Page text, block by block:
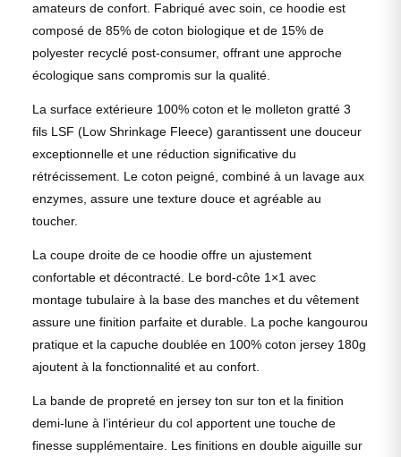
amateurs de confort. Fabriqué avec soin, ce hoodie est
composé de 85% de coton biologique et de 15% de
polyester recyclé post-consumer, offrant une approche
écologique sans compromis sur la qualité.
La surface extérieure 100% coton et le molleton gratté 3
fils LSF (Low Shrinkage Fleece) garantissent une douceur
exceptionnelle et une réduction significative du
rétrécissement. Le coton peigné, combiné à un lavage aux
enzymes, assure une texture douce et agréable au
toucher.
La coupe droite de ce hoodie offre un ajustement
confortable et décontracté. Le bord-côte 1×1 avec
montage tubulaire à la base des manches et du vêtement
assure une finition parfaite et durable. La poche kangourou
pratique et la capuche doublée en 100% coton jersey 180g
ajoutent à la fonctionnalité et au confort.
La bande de propreté en jersey ton sur ton et la finition
demi-lune à l’intérieur du col apportent une touche de
finesse supplémentaire. Les finitions en double aiguille sur